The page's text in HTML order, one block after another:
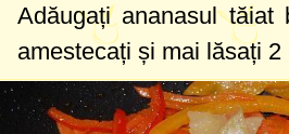
Adăugați ananasul
amestecați și mai lăsați 2